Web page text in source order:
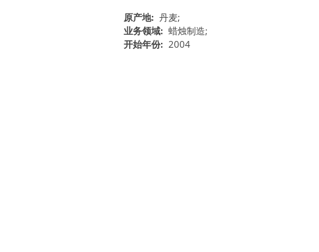
原产地: 丹麦;
业务领域: 蜡烛制造;
开始年份: 2004